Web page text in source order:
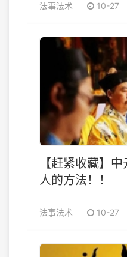
法事法术 10-27
【赶紧收藏】
人的方法！！
法事法术 10-27